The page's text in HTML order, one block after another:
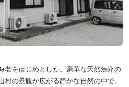
老をはじめとした、豪華な天然魚介の
の景観が広がる静かな自然の中で、